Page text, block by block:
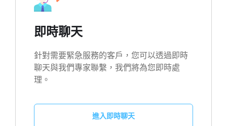
即時聊天
針對需要緊急服務的客戶，您可以透過即時
聊天與我們專家聯繫，我們將為您即時處
理。
進入即時聊天